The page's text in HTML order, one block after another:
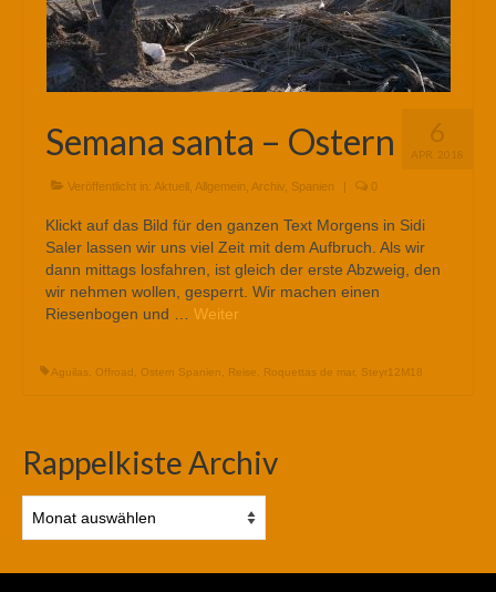
6
APR. 2018
Semana santa – Ostern
Veröffentlicht in: Aktuell Allgemein Archiv Spanien | 0
Klickt auf das Bild für den ganzen Text Morgens in Sidi
Saler lassen wir uns viel Zeit mit dem Aufbruch. Als wir
dann mittags losfahren, ist gleich der erste Abzweig, den
wir nehmen wollen, gesperrt. Wir machen einen
Riesenbogen und … Weiter
Aguilas Offroad Ostern Spanien Reise Roquettas de mar, Steyr12M18
Rappelkiste Archiv
Archiv